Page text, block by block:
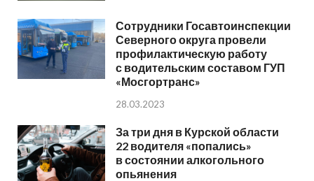
Сотрудники Госавтоинспекции
Северного округа провели
профилактическую работу
с водительским составом ГУП
«Мосгортранс»
28.03.2023
За три дня в Курской области
22 водителя «попались»
в состоянии алкогольного
опьянения